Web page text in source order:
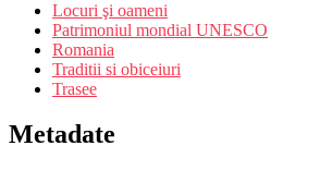
Locuri şi oameni
Patrimoniul mondial UNESCO
Romania
Traditii si obiceiuri
Trasee
Metadate